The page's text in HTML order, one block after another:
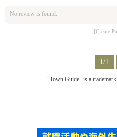
No review is found.
[Create
1/1
"Town Guide" is a